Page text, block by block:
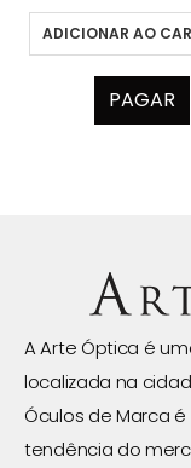
ADICIONAR AO
PAGAR
A Arte Óptica é
localizada na
Óculos de Marca
tendência do